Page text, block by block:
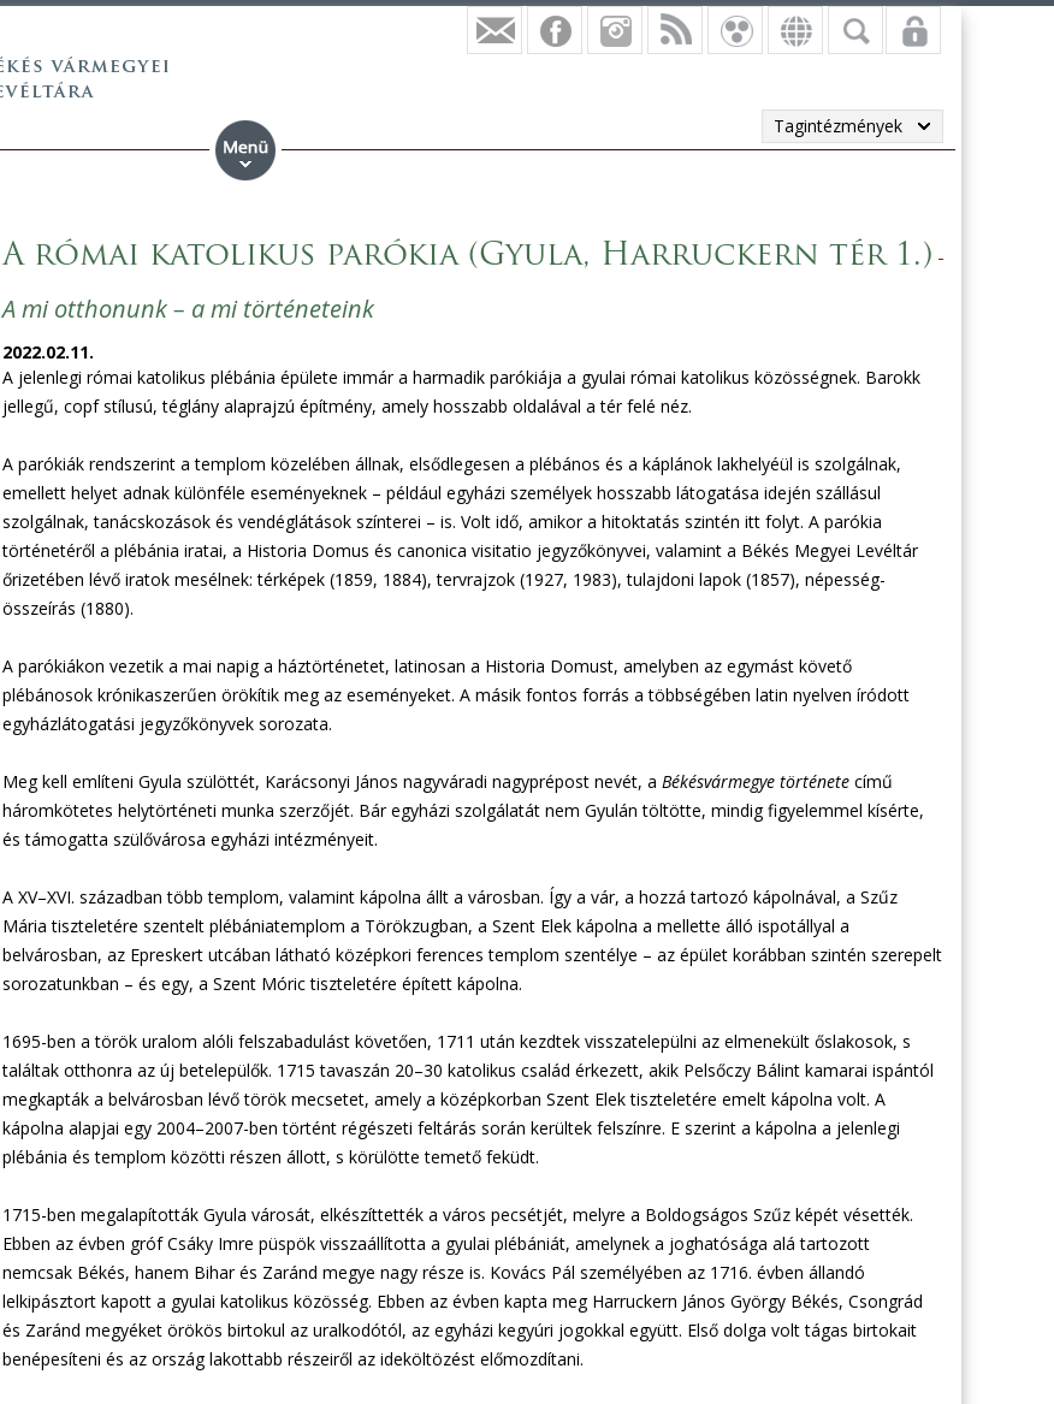
Tagintézmények
A római katolikus parókia (Gyula, Harruckern tér 1.)
A mi otthonunk – a mi történeteink
2022.02.11.
A jelenlegi római katolikus plébánia épülete immár a harmadik parókiája a gyulai római katolikus közösségnek. Barokk
jellegű, copf stílusú, téglány alaprajzú építmény, amely hosszabb oldalával a tér felé néz.
A parókiák rendszerint a templom közelében állnak, elsődlegesen a plébános és a káplánok lakhelyéül is szolgálnak,
emellett helyet adnak különféle eseményeknek – például egyházi személyek hosszabb látogatása idején szállásul
szolgálnak, tanácskozások és vendéglátások színterei – is. Volt idő, amikor a hitoktatás szintén itt folyt. A parókia
történetéről a plébánia iratai, a Historia Domus és canonica visitatio jegyzőkönyvei, valamint a Békés Megyei Levéltár
őrizetében lévő iratok mesélnek: térképek (1859, 1884), tervrajzok (1927, 1983), tulajdoni lapok (1857), népesség-
összeírás (1880).
A parókiákon vezetik a mai napig a háztörténetet, latinosan a Historia Domust, amelyben az egymást követő
plébánosok krónikaszerűen örökítik meg az eseményeket. A másik fontos forrás a többségében latin nyelven íródott
egyházlátogatási jegyzőkönyvek sorozata.
Meg kell említeni Gyula szülöttét, Karácsonyi János nagyváradi nagyprépost nevét, a Békésvármegye történetecímű
háromkötetes helytörténeti munka szerzőjét. Bár egyházi szolgálatát nem Gyulán töltötte, mindig figyelemmel kísérte,
és támogatta szülővárosa egyházi intézményeit.
A XV–XVI. században több templom, valamint kápolna állt a városban. Így a vár, a hozzá tartozó kápolnával, a Szűz
Mária tiszteletére szentelt plébániatemplom a Törökzugban, a Szent Elek kápolna a mellette álló ispotállyal a
belvárosban, az Epreskert utcában látható középkori ferences templom szentélye – az épület korábban szintén szerepelt
sorozatunkban – és egy, a Szent Móric tiszteletére épített kápolna.
1695-ben a török uralom alóli felszabadulást követően, 1711 után kezdtek visszatelepülni az elmenekült őslakosok, s
találtak otthonra az új betelepülők. 1715 tavaszán 20–30 katolikus család érkezett, akik Pelsőczy Bálint kamarai ispántól
megkapták a belvárosban lévő török mecsetet, amely a középkorban Szent Elek tiszteletére emelt kápolna volt. A
kápolna alapjai egy 2004–2007-ben történt régészeti feltárás során kerültek felszínre. E szerint a kápolna a jelenlegi
plébánia és templom közötti részen állott, s körülötte temető feküdt.
1715-ben megalapították Gyula városát, elkészíttették a város pecsétjét, melyre a Boldogságos Szűz képét vésették.
Ebben az évben gróf Csáky Imre püspök visszaállította a gyulai plébániát, amelynek a joghatósága alá tartozott
nemcsak Békés, hanem Bihar és Zaránd megye nagy része is. Kovács Pál személyében az 1716. évben állandó
lelkipásztort kapott a gyulai katolikus közösség. Ebben az évben kapta meg Harruckern János György Békés, Csongrád
és Zaránd megyéket örökös birtokul az uralkodótól, az egyházi kegyúri jogokkal együtt. Első dolga volt tágas birtokait
benépesíteni és az ország lakottabb részeiről az ideköltözést előmozdítani.